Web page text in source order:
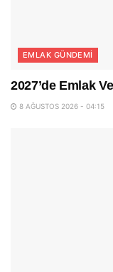
EMLAK GÜNDEMI
2027’de Emlak
8 AĞUSTOS 2026 - 04:15